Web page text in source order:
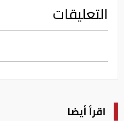
التعليقات
اقرأ أيضا